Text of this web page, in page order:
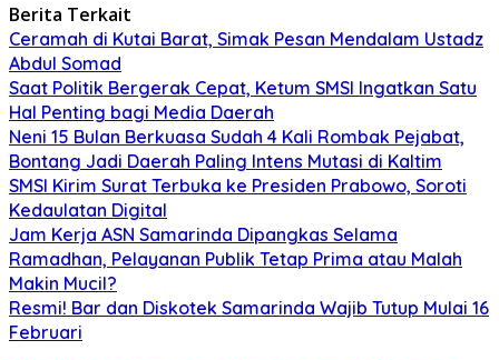
Berita Terkait
Ceramah di Kutai Barat, Simak Pesan Mendalam Ustadz
Abdul Somad
Saat Politik Bergerak Cepat, Ketum SMSI Ingatkan Satu
Hal Penting bagi Media Daerah
Neni 15 Bulan Berkuasa Sudah 4 Kali Rombak Pejabat,
Bontang Jadi Daerah Paling Intens Mutasi di Kaltim
SMSI Kirim Surat Terbuka ke Presiden Prabowo, Soroti
Kedaulatan Digital
Jam Kerja ASN Samarinda Dipangkas Selama
Ramadhan, Pelayanan Publik Tetap Prima atau Malah
Makin Mucil?
Resmi! Bar dan Diskotek Samarinda Wajib Tutup Mulai 16
Februari